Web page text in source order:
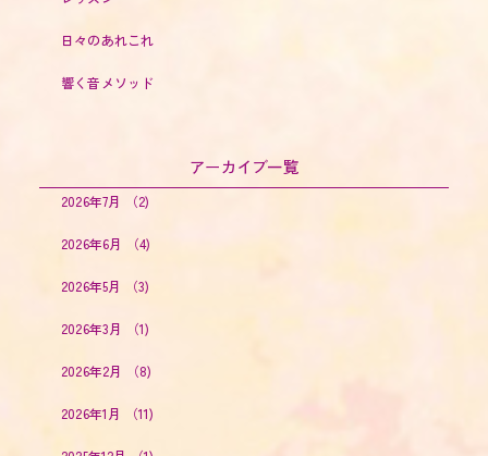
日々のあれこれ
響く音メソッド
アーカイブ一覧
2026年7月 （2)
2026年6月 （4)
2026年5月 （3)
2026年3月 （1)
2026年2月 （8)
2026年1月 （11)